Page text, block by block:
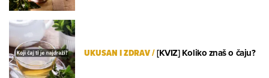
UKUSAN I ZDRAV/[KVIZ] Koliko znaš o čaju?